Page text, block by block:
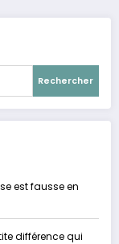
Rechercher
est fausse en
différence qui